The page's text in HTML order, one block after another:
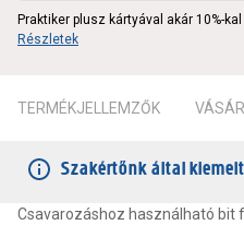
Praktiker plusz kártyával akár 10%-
Részletek
TERMÉKJELLEMZŐK
Szakértőnk által
Csavarozáshoz használható bit